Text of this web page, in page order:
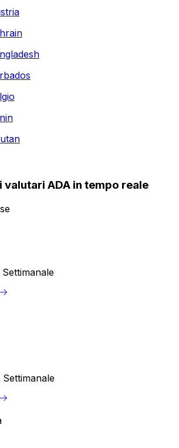
ADA in tempo reale
Settimanale
Settimanale